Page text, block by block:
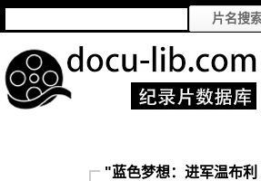
"蓝色梦想：进军温布